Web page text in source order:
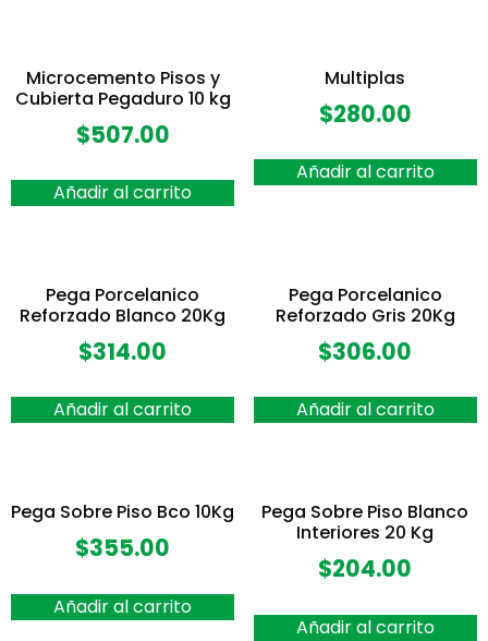
Microcemento Pisos y
Cubierta Pegaduro 10 kg
$507.00
Añadir al carrito
Multiplas
$280.00
Añadir al carrito
Pega Porcelanico
Reforzado Blanco 20Kg
$314.00
Añadir al carrito
Pega Porcelanico
Reforzado Gris 20Kg
$306.00
Añadir al carrito
Pega Sobre Piso Bco 10Kg
$355.00
Añadir al carrito
Pega Sobre Piso Blanco
Interiores 20 Kg
$204.00
Añadir al carrito